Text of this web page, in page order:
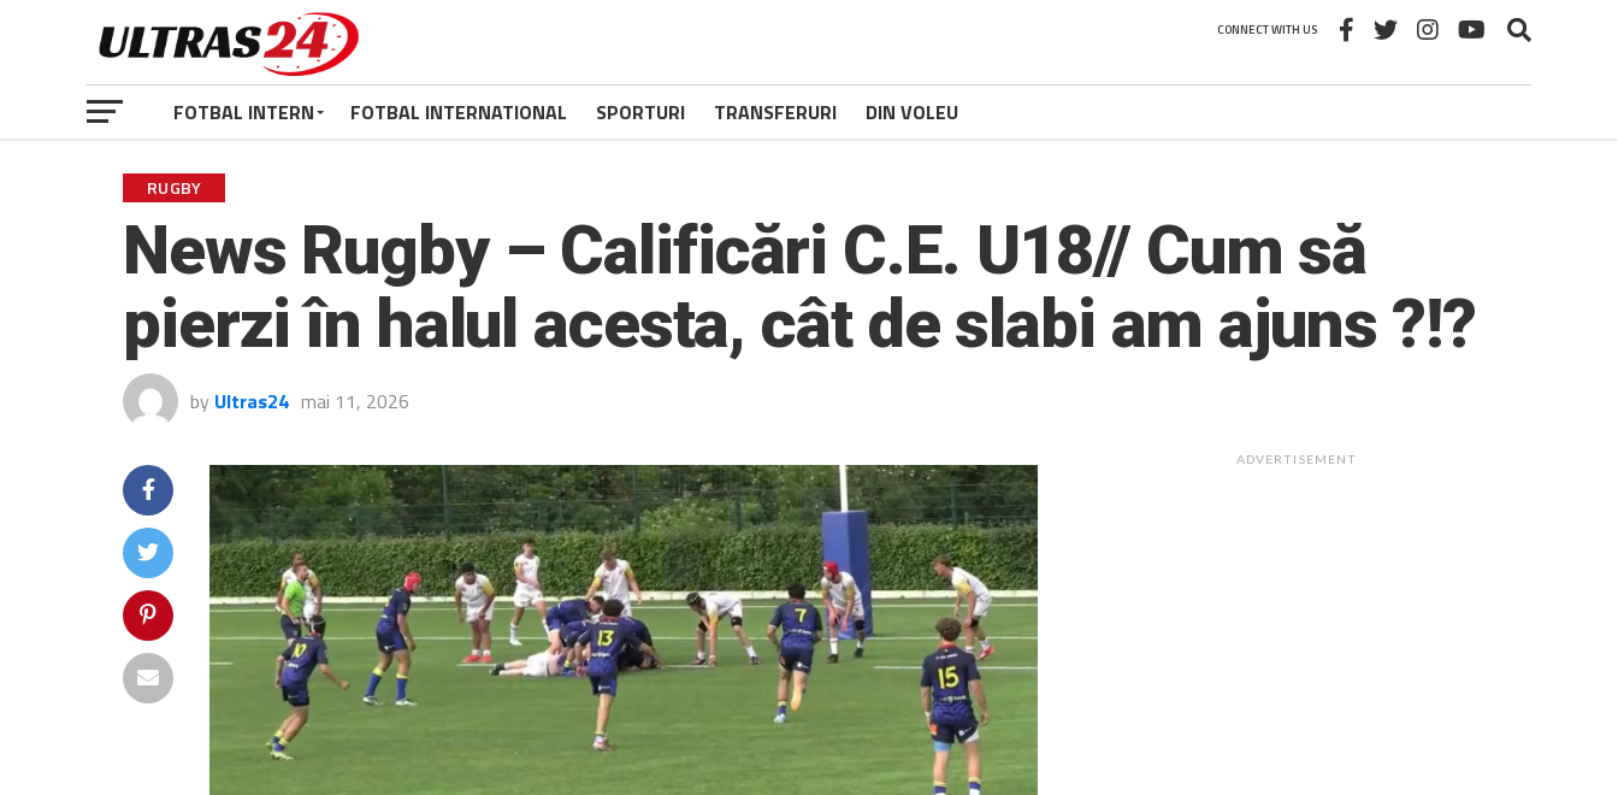
CONNECT WITH US
FOTBAL INTERN FOTBAL INTERNATIONAL SPORTURI TRANSFERURI DIN VOLEU
RUGBY
News Rugby – Calificări C.E. U18// Cum să
pierzi în halul acesta, cât de slabi am ajuns ?!?
by Ultras24 mai 11, 2026
ADVERTISEMENT